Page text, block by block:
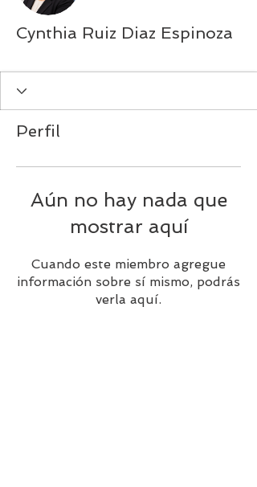
Cynthia Ruiz Diaz Espinoza
Perfil
Aún no hay nada que
mostrar aquí
Cuando este miembro agregue
información sobre sí mismo, podrás
verla aquí.